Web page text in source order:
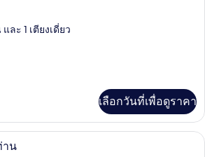
ละ 1 เตียงเดี่ยว
เลือกวันที่เพื่อดูราคา
ห้องคลาสสิกสำหรับสี่ท่าน | โต๊ะทำงาน
าน